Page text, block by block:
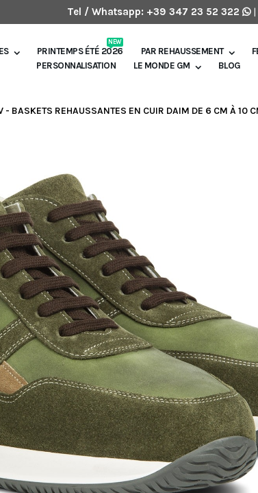
Tel / Whatsapp: +39 347 23 52 322 |
PRINTEMPS ÉTÉ 2026
NEW
PAR REHAUSSEMENT
PERSONNALISATION
LE MONDE GM BLOG
- BASKETS REHAUSSANTES EN CUIR DAIM DE 6 CM À 10